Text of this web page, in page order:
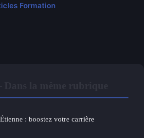
Formation
: boostez votre carrière